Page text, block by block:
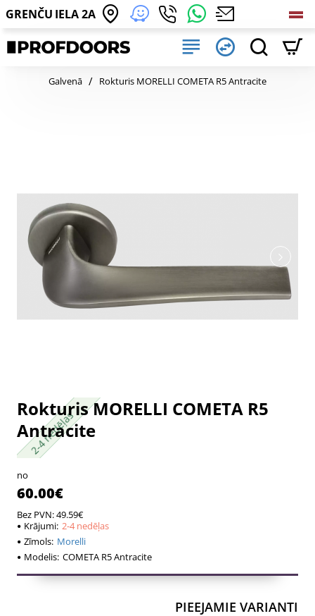
GRENČU IELA 2A
Galvenā homeRokturis MORELLI COMETA R5 Antracite
2-4 nedēļas
2-4 nedēļas
Rokturis MORELLI COMETA R5
Antracite
no
60.00€
Bez PVN: 49.59€
Krājumi: 2-4 nedēļas
Zīmols: Morelli
Modelis: COMETA R5 Antracite
PIEEJAMIE VARIANTI